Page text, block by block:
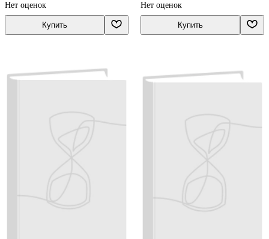
Нет оценок
Купить
Нет оценок
Купить